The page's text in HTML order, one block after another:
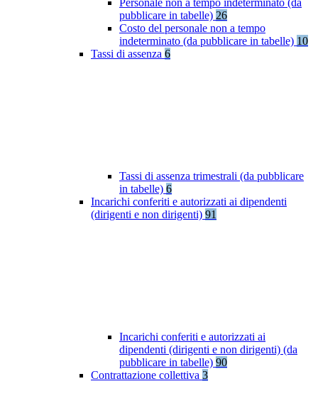
Personale non a tempo indeterminato (da
pubblicare in tabelle) 26
Costo del personale non a tempo
indeterminato (da pubblicare in tabelle) 10
Tassi di assenza 6
Tassi di assenza trimestrali (da pubblicare
in tabelle) 6
Incarichi conferiti e autorizzati ai dipendenti
(dirigenti e non dirigenti) 91
Incarichi conferiti e autorizzati ai
dipendenti (dirigenti e non dirigenti) (da
pubblicare in tabelle) 90
Contrattazione collettiva 3